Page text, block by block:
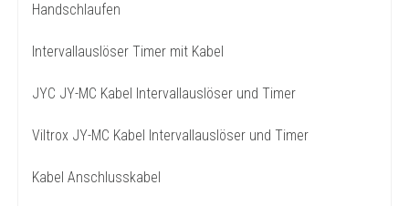
Handschlaufen
Intervallauslöser Timer mit Kabel
JYC JY-MC Kabel Intervallauslöser und Timer
Viltrox JY-MC Kabel Intervallauslöser und Timer
Kabel Anschlusskabel